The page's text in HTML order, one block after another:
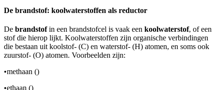
De brandstof: koolwaterstoffen als reductor
De brandstofin een brandstofcel is vaak een koolwaterstof, of een
stof die hierop lijkt. Koolwaterstoffen zijn organische verbindingen
die bestaan uit koolstof- (C) en waterstof- (H) atomen, en soms ook
zuurstof- (O) atomen. Voorbeelden zijn:
•methaan ()
•ethaan ()